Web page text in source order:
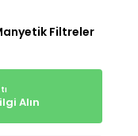
Filtreler
Alın